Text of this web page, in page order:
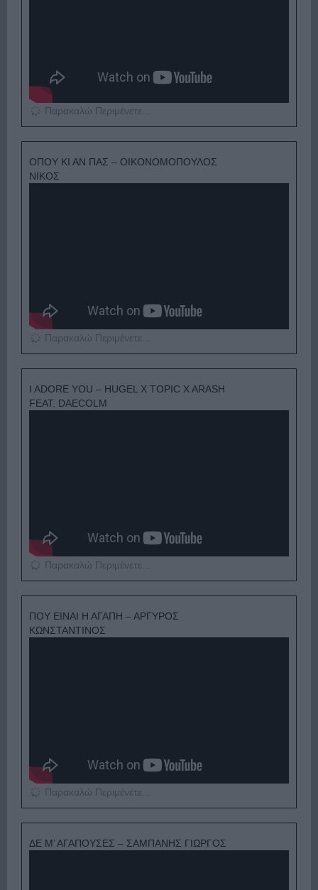
Παρακαλώ Περιμένετε...
ΟΠΟΥ ΚΙ ΑΝ ΠΑΣ – ΟΙΚΟΝΟΜΟΠΟΥΛΟΣ
ΝΙΚΟΣ
Παρακαλώ Περιμένετε...
I ADORE YOU – HUGEL X TOPIC X ARASH
FEAT. DAECOLM
Παρακαλώ Περιμένετε...
ΠΟΥ ΕΙΝΑΙ Η ΑΓΑΠΗ – ΑΡΓΥΡΟΣ
ΚΩΝΣΤΑΝΤΙΝΟΣ
Παρακαλώ Περιμένετε...
ΔΕ Μ’ ΑΓΑΠΟΥΣΕΣ – ΣΑΜΠΑΝΗΣ ΓΙΩΡΓΟΣ